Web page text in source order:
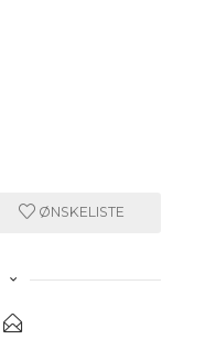
ØNSKELISTE